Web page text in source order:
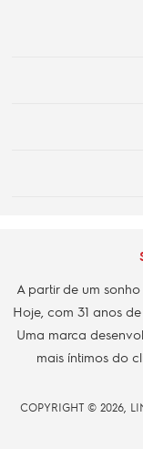
A partir de um
Hoje, com 31 anos
Uma marca
mais íntimos do
COPYRIGHT © 2026,